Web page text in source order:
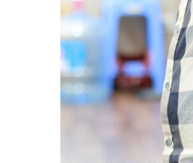
Balo
Balo
Balo du
Balo da
Ví da nam
Ví